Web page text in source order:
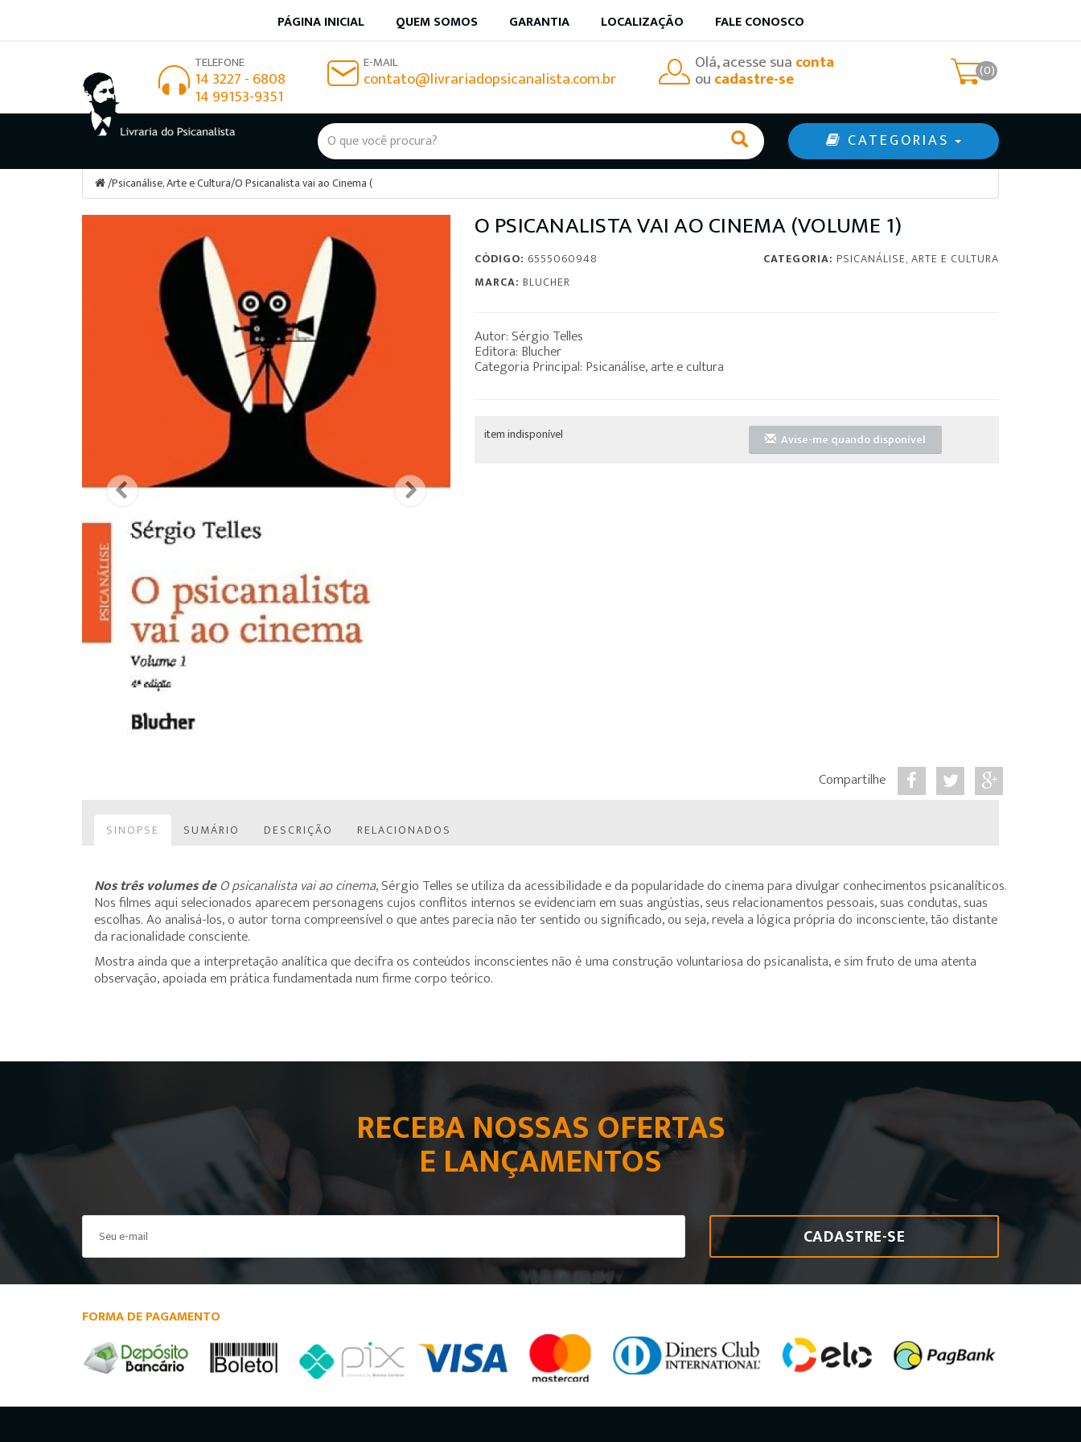
PÁGINA INICIAL QUEM SOMOS GARANTIA LOCALIZAÇÃO FALE CONOSCO
TELEFONE
14 3227 - 6808
14 99153-9351
E-MAIL
contato@livrariadopsicanalista.com.br
Olá, acesse suaconta
oucadastre-se (0)
CATEGORIAS
/Psicanálise, Arte e Cultura/O Psicanalista vai ao Cinema (
O PSICANALISTA VAI AO CINEMA (VOLUME 1)
CÓDIGO: 6555060948 CATEGORIA: PSICANÁLISE, ARTE E CULTURA
MARCA: BLUCHER
Autor: Sérgio Telles
Editora: Blucher
Categoria Principal: Psicanálise, arte e cultura
item indisponível Avise-me quando disponível
Compartilhe
SINOPSE SUMÁRIO DESCRIÇÃO RELACIONADOS
Nos três volumes de O psicanalista vai ao cinema, Sérgio Telles se utiliza da acessibilidade e da popularidade do cinema para divulgar conhecimentos psicanalíticos.
Nos filmes aqui selecionados aparecem personagens cujos conflitos internos se evidenciam em suas angústias, seus relacionamentos pessoais, suas condutas, suas
escolhas. Ao analisá-los, o autor torna compreensível o que antes parecia não ter sentido ou significado, ou seja, revela a lógica própria do inconsciente, tão distante
da racionalidade consciente.
Mostra ainda que a interpretação analítica que decifra os conteúdos inconscientes não é uma construção voluntariosa do psicanalista, e sim fruto de uma atenta
observação, apoiada em prática fundamentada num firme corpo teórico.
RECEBA NOSSAS OFERTAS
E LANÇAMENTOS
CADASTRE-SE
FORMA DE PAGAMENTO